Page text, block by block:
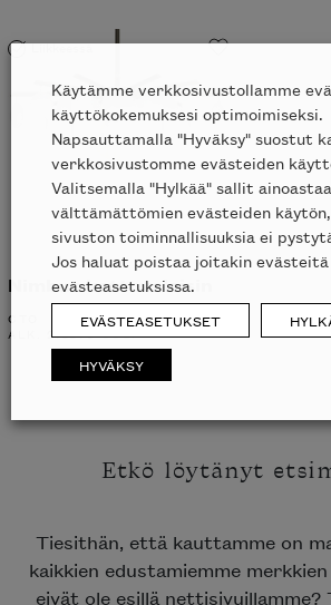
Liikkeessä
Nimbus kattovalaisin
CTO
ALK. 21887€ UUSI
Etkö löytänyt
Tiesithän, että kauttamme on
kaikkien edustamiemme
eivät ole esillä nettisivuillamme?
Käytämme verkkosivustollamme
käyttökokemuksesi optimoimiseksi.
Napsauttamalla "Hyväksy" suostut
verkkosivustomme evästeiden
Valitsemalla "Hylkää" sallit
välttämättömien evästeiden
sivuston toiminnallisuuksia ei
Jos haluat poistaa joitakin
evästeasetuksissa.
EVÄSTEASETUKSET
HYVÄKSY